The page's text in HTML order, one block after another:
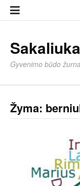
prie
Gyvenimo būdo
Žyma: